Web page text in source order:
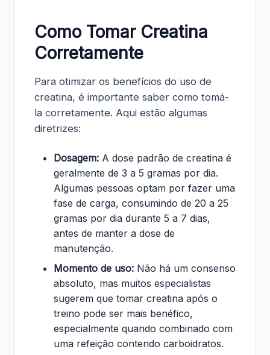
Como Tomar Creatina
Corretamente
Para otimizar os benefícios do uso de
creatina, é importante saber como tomá-
la corretamente. Aqui estão algumas
diretrizes:
Dosagem: A dose padrão de creatina é
geralmente de 3 a 5 gramas por dia.
Algumas pessoas optam por fazer uma
fase de carga, consumindo de 20 a 25
gramas por dia durante 5 a 7 dias,
antes de manter a dose de
manutenção.
Momento de uso: Não há um consenso
absoluto, mas muitos especialistas
sugerem que tomar creatina após o
treino pode ser mais benéfico,
especialmente quando combinado com
uma refeição contendo carboidratos.